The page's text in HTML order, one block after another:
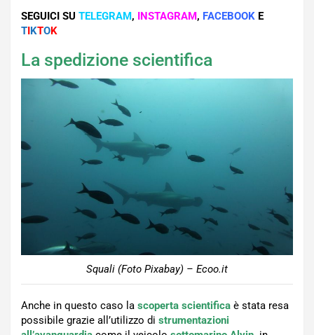
SEGUICI SU TELEGRAM, INSTAGRAM, FACEBOOK E
TIKTOK
La spedizione scientifica
Squali (Foto Pixabay) – Ecoo.it
Anche in questo caso la scoperta scientifica è stata resa
possibile grazie all’utilizzo di strumentazioni